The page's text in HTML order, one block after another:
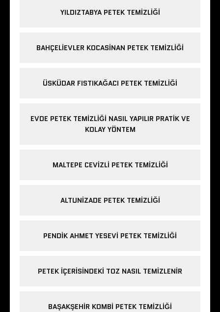
YILDIZTABYA PETEK TEMIZLIĞI
BAHÇELIEVLER KOCASINAN PETEK TEMIZLIĞI
ÜSKÜDAR FISTIKAĞACI PETEK TEMIZLIĞI
EVDE PETEK TEMIZLIĞI NASIL YAPILIR PRATIK VE
KOLAY YÖNTEM
MALTEPE CEVIZLI PETEK TEMIZLIĞI
ALTUNIZADE PETEK TEMIZLIĞI
PENDIK AHMET YESEVI PETEK TEMIZLIĞI
PETEK IÇERISINDEKI TOZ NASIL TEMIZLENIR
BAŞAKŞEHIR KOMBI PETEK TEMIZLIĞI